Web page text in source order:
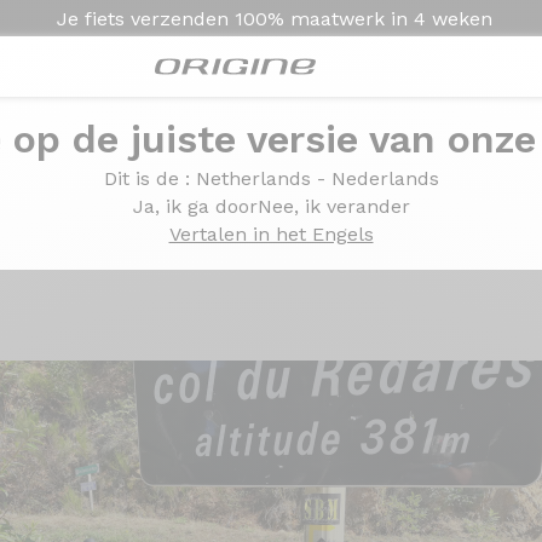
Je fiets verzenden 100% maatwerk in 4 weken
de juiste versie van
Dit is de : Netherlands - Nederlands
Ja, ik ga doorNee, ik verander
Vertalen in het Engels
Di2 12v - Prymahl Orion C50Pro
Ultegra Di2 12v -